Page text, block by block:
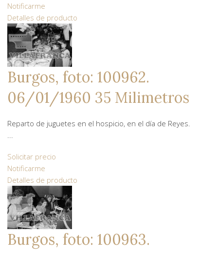
Notificarme
Detalles de producto
Burgos, foto: 100962.
06/01/1960 35 Milimetros
Reparto de juguetes en el hospicio, en el día de Reyes.
...
Solicitar precio
Notificarme
Detalles de producto
Burgos, foto: 100963.